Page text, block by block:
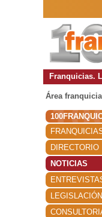
Franquicias.
Área
DIRECTORIO
NOTICIAS
LEGISLACIÓN